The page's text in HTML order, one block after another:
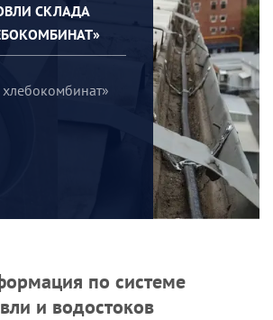
СКЛАДА
по системе
и водостоков